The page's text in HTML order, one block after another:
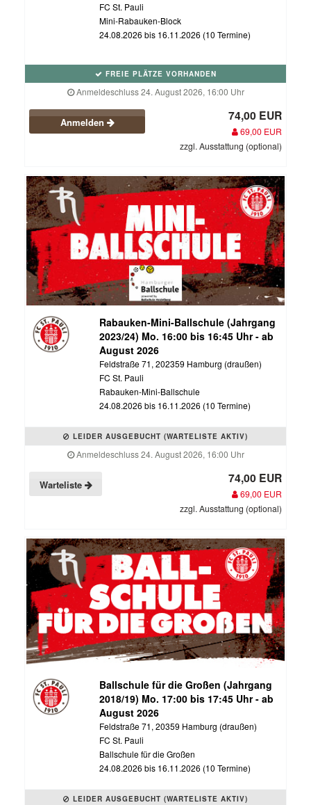
FC St. Pauli
Mini-Rabauken-Block
24.08.2026 bis 16.11.2026 (10 Termine)
FREIE PLÄTZE VORHANDEN
Anmeldeschluss 24. August 2026, 16:00 Uhr
Anmelden 74,00 EUR
69,00 EUR
zzgl. Ausstattung (optional)
Rabauken-Mini-Ballschule (Jahrgang
2023/24) Mo. 16:00 bis 16:45 Uhr - ab
August 2026
Feldstraße 71, 202359 Hamburg (draußen)
FC St. Pauli
Rabauken-Mini-Ballschule
24.08.2026 bis 16.11.2026 (10 Termine)
LEIDER AUSGEBUCHT (WARTELISTE AKTIV)
Anmeldeschluss 24. August 2026, 16:00 Uhr
Warteliste 74,00 EUR
69,00 EUR
zzgl. Ausstattung (optional)
Ballschule für die Großen (Jahrgang
2018/19) Mo. 17:00 bis 17:45 Uhr - ab
August 2026
Feldstraße 71, 20359 Hamburg (draußen)
FC St. Pauli
Ballschule für die Großen
24.08.2026 bis 16.11.2026 (10 Termine)
LEIDER AUSGEBUCHT (WARTELISTE AKTIV)